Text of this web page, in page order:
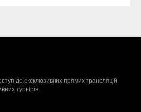
до ексклюзивних прямих трансляцій
турнірів.